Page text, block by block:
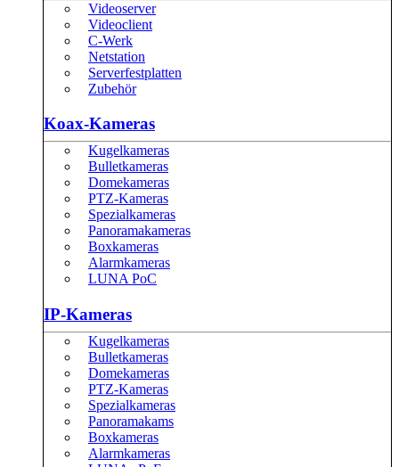
Videoserver
Videoclient
C-Werk
Netstation
Serverfestplatten
Zubehör
Koax-Kameras
Kugelkameras
Bulletkameras
Domekameras
PTZ-Kameras
Spezialkameras
Panoramakameras
Boxkameras
Alarmkameras
LUNA PoC
IP-Kameras
Kugelkameras
Bulletkameras
Domekameras
PTZ-Kameras
Spezialkameras
Panoramakams
Boxkameras
Alarmkameras